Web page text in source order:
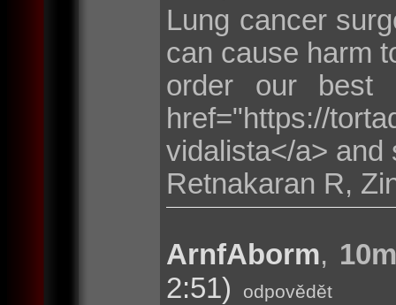
Lung cancer
can cause harm
order our best
href="https://
vidalista</a> and
Retnakaran R,
ArnfAborm,
2:51)
odpovědět